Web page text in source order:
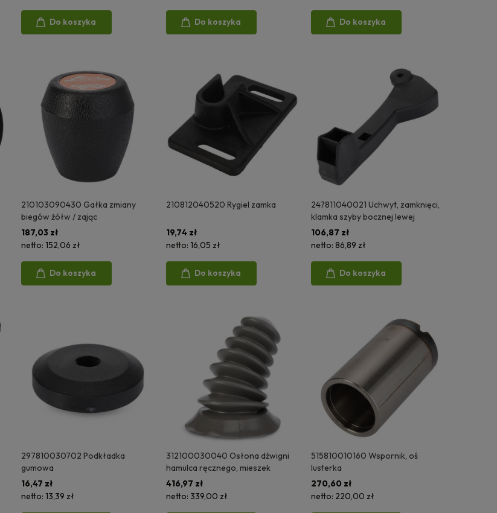
Do koszyka Do koszyka Do koszyka
210103090430 Gałka zmiany
biegów żółw / zając
187,03 zł
netto: 152,06 zł
Do koszyka
210812040520 Rygiel zamka
19,74 zł
netto: 16,05 zł
Do koszyka
247811040021 Uchwyt, zamknięci,
klamka szyby bocznej lewej
106,87 zł
netto: 86,89 zł
Do koszyka
297810030702 Podkładka
gumowa
16,47 zł
netto: 13,39 zł
312100030040 Osłona dźwigni
hamulca ręcznego, mieszek
416,97 zł
netto: 339,00 zł
515810010160 Wspornik, oś
lusterka
270,60 zł
netto: 220,00 zł